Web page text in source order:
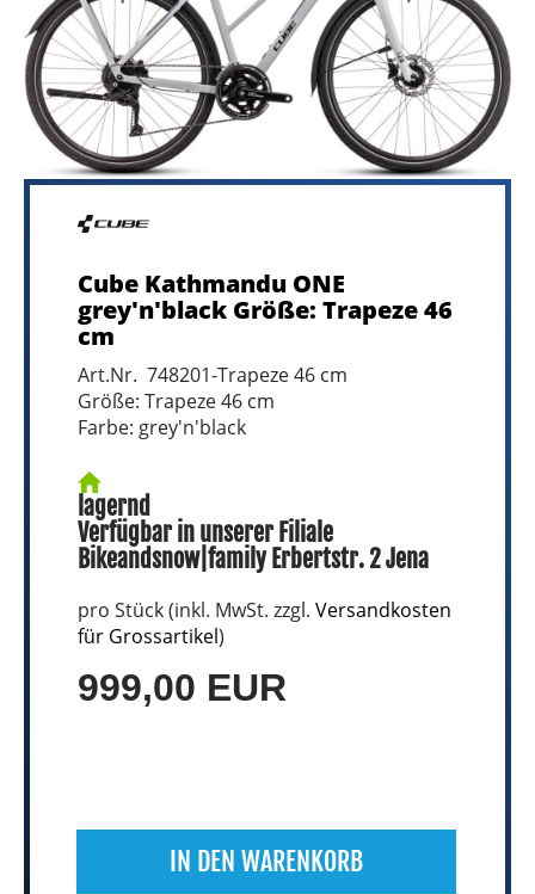
Cube Kathmandu ONE
grey'n'black Größe: Trapeze 46
cm
Art.Nr. 748201-Trapeze 46 cm
Größe: Trapeze 46 cm
Farbe: grey'n'black
lagernd
Verfügbar in unserer Filiale
Bikeandsnow|family Erbertstr. 2 Jena
pro Stück (inkl. MwSt. zzgl. Versandkosten
für Grossartikel)
999,00 EUR
IN DEN WARENKORB